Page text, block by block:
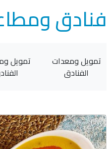
فنادق
تمويل ومعدات
الفنادق
تمويل